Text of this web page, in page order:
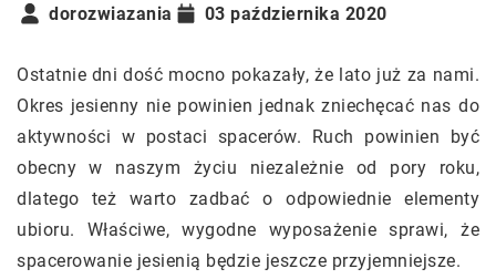
dorozwiazania
03 października 2020
Ostatnie dni dość mocno pokazały, że lato już za nami.
Okres jesienny nie powinien jednak zniechęcać nas do
aktywności w postaci spacerów. Ruch powinien być
obecny w naszym życiu niezależnie od pory roku,
dlatego też warto zadbać o odpowiednie elementy
ubioru. Właściwe, wygodne wyposażenie sprawi, że
spacerowanie jesienią będzie jeszcze przyjemniejsze.